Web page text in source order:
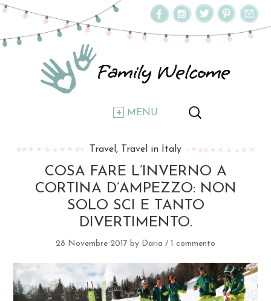
MENU
Travel Travel in Italy
COSA FARE L’INVERNO A
CORTINA D’AMPEZZO: NON
SOLO SCI E TANTO
DIVERTIMENTO.
28 Novembre 2017 by Daria / 1 commento